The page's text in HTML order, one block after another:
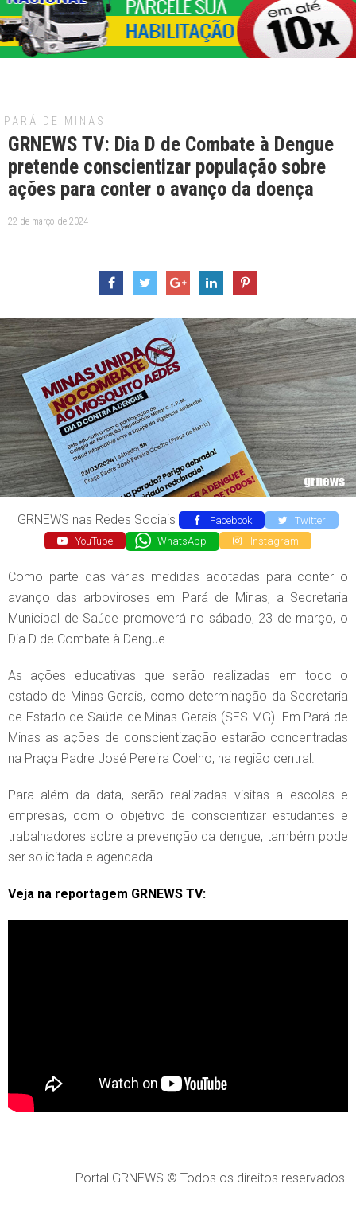
PARÁ DE MINAS
GRNEWS TV: Dia D de Combate à Dengue
pretende conscientizar população sobre
ações para conter o avanço da doença
22 de março de 2024
GRNEWS nas Redes Sociais Facebook
Twitter
YouTube
WhatsApp Instagram
Como parte das várias medidas adotadas para conter o
avanço das arboviroses em Pará de Minas, a Secretaria
Municipal de Saúde promoverá no sábado, 23 de março, o
Dia D de Combate à Dengue.
As ações educativas que serão realizadas em todo o
estado de Minas Gerais, como determinação da Secretaria
de Estado de Saúde de Minas Gerais (SES-MG). Em Pará de
Minas as ações de conscientização estarão concentradas
na Praça Padre José Pereira Coelho, na região central.
Para além da data, serão realizadas visitas a escolas e
empresas, com o objetivo de conscientizar estudantes e
trabalhadores sobre a prevenção da dengue, também pode
ser solicitada e agendada.
Veja na reportagem GRNEWS TV:
Portal GRNEWS © Todos os direitos reservados.